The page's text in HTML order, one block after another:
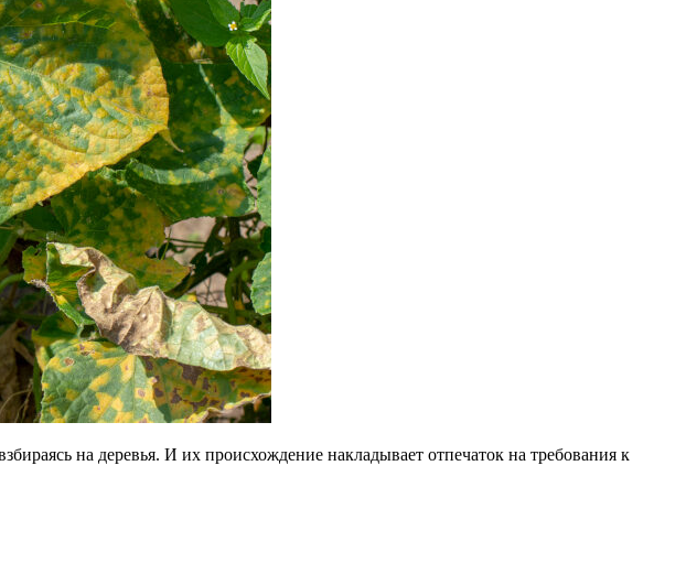
на деревья. И их происхождение накладывает отпечаток на требования к